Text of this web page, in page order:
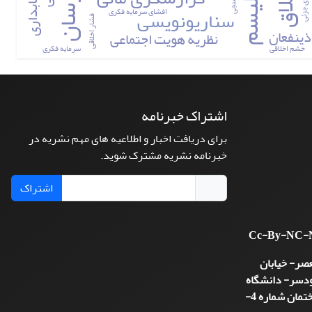
سناریونویسی
نظریه هویت اجتماعی
افشای سرمایه فکری خطای جزئی
فشار اخلاقی
خشم اخلاقی
سرمایه فکری
Cc-By-NC-
خیابان
دانشگاه
خوارزمی- دانشکده علوم مالی- ساختمان شماره 4-
اشتراک خبرنامه
برای دریافت اخبار و اطلاعیه های مهم نشریه در
خبرنامه نشریه مشترک شوید.
اشتراک